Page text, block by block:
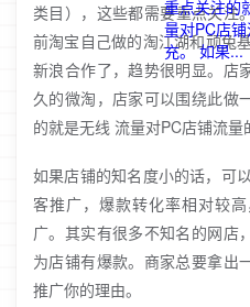
类目），这些都需要重点关注
前淘宝自己做的淘江湖和顽兔
新浪合作了，趋势很明显。店
久的微淘，店家可以围绕此做
的就是无线 流量对PC店铺流量
如果店铺的知名度小的话，可
客推广，爆款转化率相对较
广。其实有很多不知名的网店
为店铺有爆款。商家总要拿出
推广你的理由。